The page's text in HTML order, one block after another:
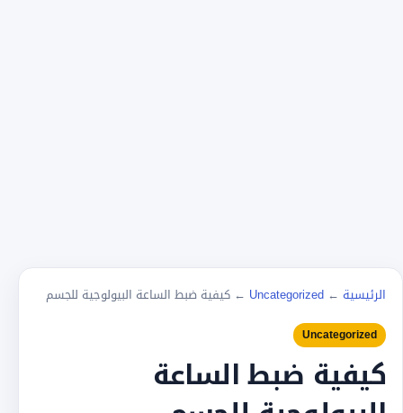
الرئيسية ←
Uncategorized
← كيفية ضبط الساعة البيولوجية للجسم
Uncategorized
كيفية ضبط الساعة